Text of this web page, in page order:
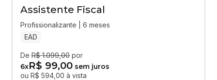
Assistente Fiscal
Profissionalizante | 6 meses
EAD
De R$ 1.099,00 por
6xR$ 99,00 sem juros
ou R$ 594,00 à vista